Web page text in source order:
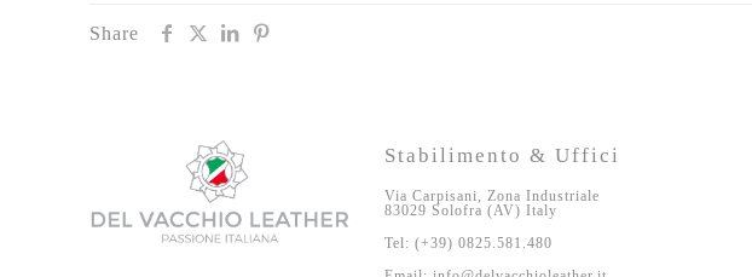
Share
Stabilimento & Uffici
Via Carpisani, Zona Industriale
83029 Solofra (AV) Italy
Tel: (+39) 0825.581.480